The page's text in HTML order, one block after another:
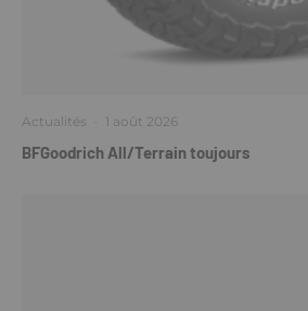
Actualités · 1 août 2026
BFGoodrich All/Terrain toujours